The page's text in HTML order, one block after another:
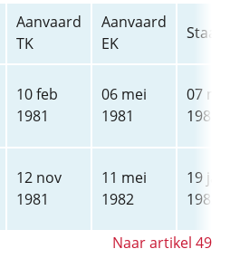
Aanvaard
TK
Aanvaard
EK
10 feb
1981
06 mei
1981
07
1981
12 nov
1981
11 mei
1982
19 jan
1983
Naar artikel 49